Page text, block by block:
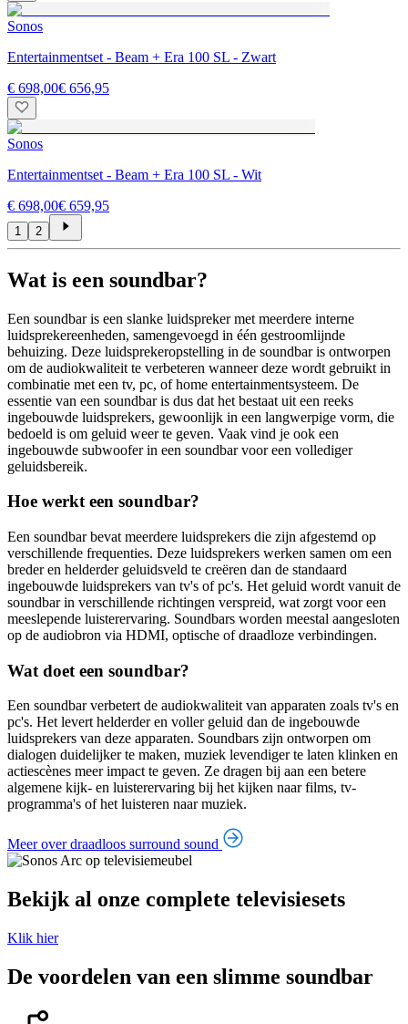
Sonos
Entertainmentset - Beam + Era 100 SL - Zwart
€ 698,00€ 656,95
Sonos
Entertainmentset - Beam + Era 100 SL - Wit
€ 698,00€ 659,95
1 2
Wat is een soundbar?
Een soundbar is een slanke luidspreker met meerdere interne
luidsprekereenheden, samengevoegd in één gestroomlijnde
behuizing. Deze luidsprekeropstelling in de soundbar is ontworpen
om de audiokwaliteit te verbeteren wanneer deze wordt gebruikt in
combinatie met een tv, pc, of home entertainmentsysteem. De
essentie van een soundbar is dus dat het bestaat uit een reeks
ingebouwde luidsprekers, gewoonlijk in een langwerpige vorm, die
bedoeld is om geluid weer te geven. Vaak vind je ook een
ingebouwde subwoofer in een soundbar voor een vollediger
geluidsbereik.
Hoe werkt een soundbar?
Een soundbar bevat meerdere luidsprekers die zijn afgestemd op
verschillende frequenties. Deze luidsprekers werken samen om een
breder en helderder geluidsveld te creëren dan de standaard
ingebouwde luidsprekers van tv's of pc's. Het geluid wordt vanuit de
soundbar in verschillende richtingen verspreid, wat zorgt voor een
meeslepende luisterervaring. Soundbars worden meestal aangesloten
op de audiobron via HDMI, optische of draadloze verbindingen.
Wat doet een soundbar?
Een soundbar verbetert de audiokwaliteit van apparaten zoals tv's en
pc's. Het levert helderder en voller geluid dan de ingebouwde
luidsprekers van deze apparaten. Soundbars zijn ontworpen om
dialogen duidelijker te maken, muziek levendiger te laten klinken en
actiescènes meer impact te geven. Ze dragen bij aan een betere
algemene kijk- en luisterervaring bij het kijken naar films, tv-
programma's of het luisteren naar muziek.
Meer over draadloos surround sound
Bekijk al onze complete televisiesets
Klik hier
De voordelen van een slimme soundbar